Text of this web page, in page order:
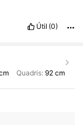
Útil (0)
Quadris: 92 cm